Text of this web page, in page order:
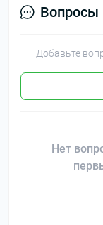
Вопросы
Добавьте
Нет